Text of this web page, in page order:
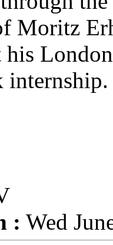
Moritz
his
internship.
: Wed